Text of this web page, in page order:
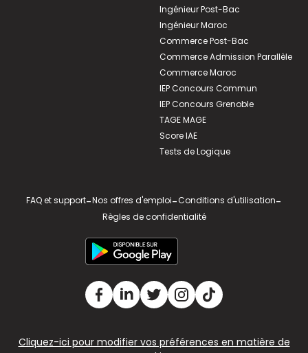
Ingénieur Post-Bac
Ingénieur Maroc
Commerce Post-Bac
Commerce Admission Parallèle
Commerce Maroc
IEP Concours Commun
IEP Concours Grenoble
TAGE MAGE
Score IAE
Tests de Logique
FAQ et support-Nos offres d'emploi-Conditions d'utilisation-
Règles de confidentialité
Cliquez-ici pour modifier vos préférences en matière de